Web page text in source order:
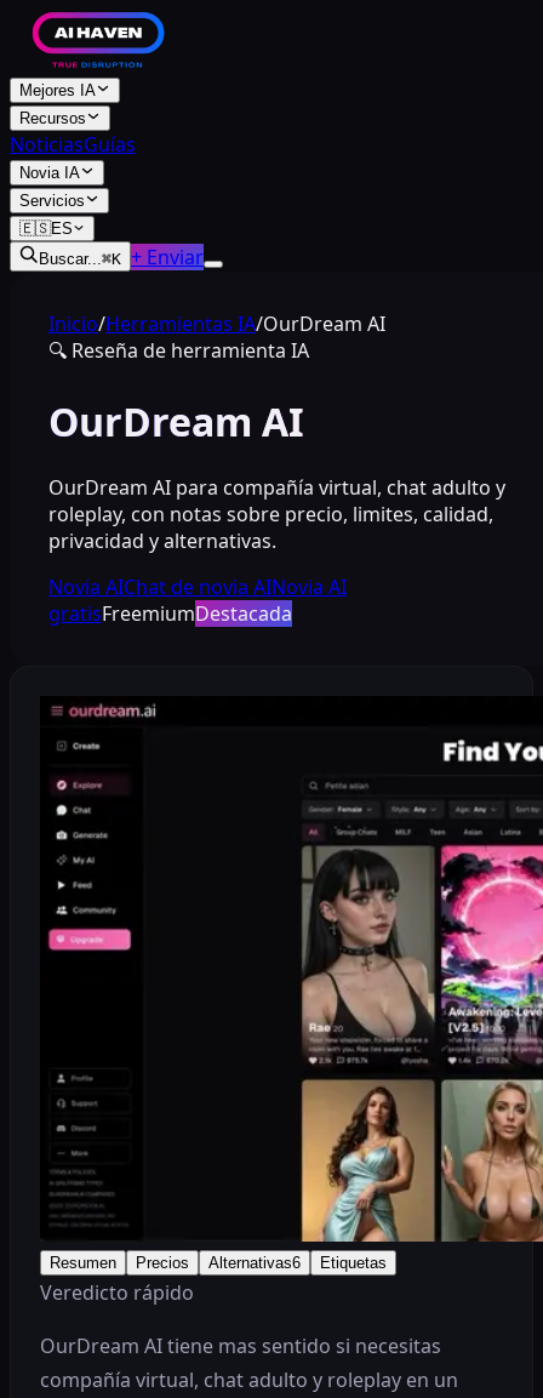
Mejores IA
Recursos
NoticiasGuías
Novia IA
Servicios
🇪🇸ES
Buscar...⌘K + Enviar
Inicio/Herramientas IA/OurDream AI
🔍 Reseña de herramienta IA
OurDream AI
OurDream AI para compañía virtual, chat adulto y
roleplay, con notas sobre precio, limites, calidad,
privacidad y alternativas.
Novia AIChat de novia AINovia AI
gratisFreemiumDestacada
Resumen Precios Alternativas6 Etiquetas
Veredicto rápido
OurDream AI tiene mas sentido si necesitas
compañía virtual, chat adulto y roleplay en un